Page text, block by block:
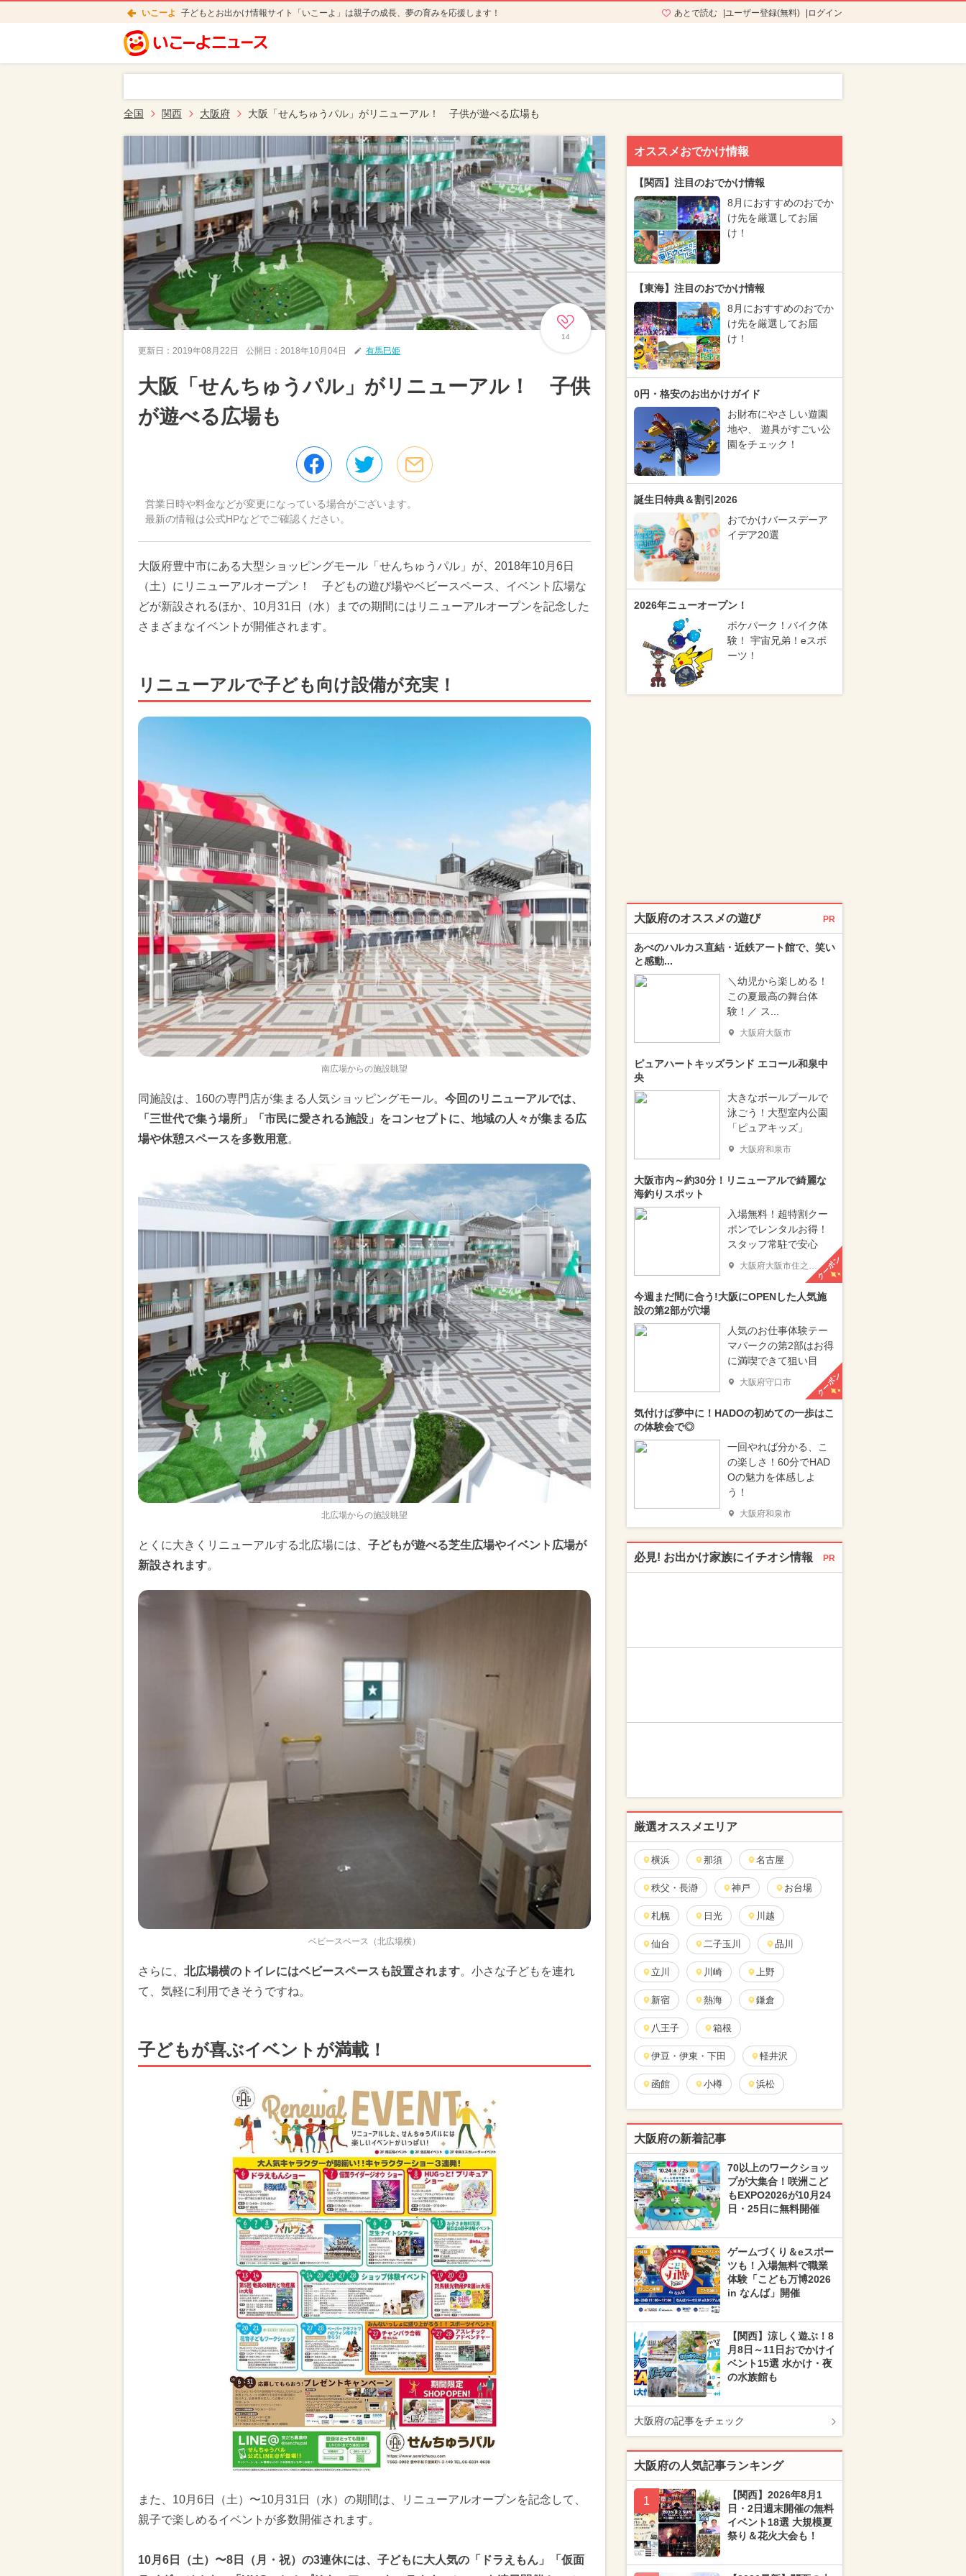
いこーよ 子どもとお出かけ情報サイト「いこーよ」は親子の成長、夢の育みを応援します！ あとで読む ユーザー登録(無料) ログイン
全国 関西 大阪府 大阪「せんちゅうパル」がリニューアル！ 子供が遊べる広場も
14
更新日： 2019年08月22日 公開日： 2018年10月04日 有馬巳姫
大阪「せんちゅうパル」がリニューアル！ 子供
が遊べる広場も
営業日時や料金などが変更になっている場合がございます。
最新の情報は公式HPなどでご確認ください。
大阪府豊中市にある大型ショッピングモール「せんちゅうパル」が、2018年10月6日
（土）にリニューアルオープン！ 子どもの遊び場やベビースペース、イベント広場な
どが新設されるほか、10月31日（水）までの期間にはリニューアルオープンを記念した
さまざまなイベントが開催されます。
リニューアルで子ども向け設備が充実！
南広場からの施設眺望
同施設は、160の専門店が集まる人気ショッピングモール。 今回のリニューアルでは、
「三世代で集う場所」「市民に愛される施設」をコンセプトに、地域の人々が集まる広
場や休憩スペースを多数用意。
北広場からの施設眺望
とくに大きくリニューアルする北広場には、 子どもが遊べる芝生広場やイベント広場が
新設されます。
ベビースペース（北広場横）
さらに、 北広場横のトイレにはベビースペースも設置されます。小さな子どもを連れ
て、気軽に利用できそうですね。
子どもが喜ぶイベントが満載！
また、10月6日（土）〜10月31日（水）の期間は、リニューアルオープンを記念して、
親子で楽しめるイベントが多数開催されます。
10月6日（土）〜8日（月・祝）の3連休には、子どもに大人気の「ドラえもん」「仮面
オススメおでかけ情報
【関西】注目のおでかけ情報
8月におすすめのおでか
け先を厳選してお届
け！
【東海】注目のおでかけ情報
8月におすすめのおでか
け先を厳選してお届
け！
0円・格安のお出かけガイド
お財布にやさしい遊園
地や、 遊具がすごい公
園をチェック！
誕生日特典＆割引2026
おでかけバースデーア
イデア20選
2026年ニューオープン！
ポケパーク！バイク体
験！ 宇宙兄弟！eスポ
ーツ！
大阪府のオススメの遊び PR
あべのハルカス直結・近鉄アート館で、笑い
と感動...
＼幼児から楽しめる！
この夏最高の舞台体
験！／ ス...
大阪府大阪市
ピュアハートキッズランド エコール和泉中
央
大きなボールプールで
泳ごう！大型室内公園
「ピュアキッズ」
大阪府和泉市
大阪市内～約30分！リニューアルで綺麗な
海釣りスポット
入場無料！超特割クー
ポンでレンタルお得！
スタッフ常駐で安心
大阪府大阪市住之江区 クーポン
今週まだ間に合う!大阪にOPENした人気施
設の第2部が穴場
人気のお仕事体験テー
マパークの第2部はお得
に満喫できて狙い目
大阪府守口市 クーポン
気付けば夢中に！HADOの初めての一歩はこ
の体験会で◎
一回やれば分かる、こ
の楽しさ！60分でHAD
Oの魅力を体感しよ
う！
大阪府和泉市
必見! お出かけ家族にイチオシ情報 PR
厳選オススメエリア
横浜 那須 名古屋
秩父・長瀞 神戸 お台場
札幌 日光 川越
仙台 二子玉川 品川
立川 川崎 上野
新宿 熱海 鎌倉
八王子 箱根
伊豆・伊東・下田 軽井沢
函館 小樽 浜松
大阪府の新着記事
70以上のワークショッ
プが大集合！咲洲こど
もEXPO2026が10月24
日・25日に無料開催
ゲームづくり＆eスポー
ツも！入場無料で職業
体験「こども万博2026
in なんば」開催
【関西】涼しく遊ぶ！8
月8日～11日おでかけイ
ベント15選 水かけ・夜
の水族館も
大阪府の記事をチェック
大阪府の人気記事ランキング
1
【関西】2026年8月1
日・2日週末開催の無料
イベント18選 大規模夏
祭り＆花火大会も！